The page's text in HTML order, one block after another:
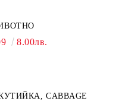
8.00лв.
CABBAGE